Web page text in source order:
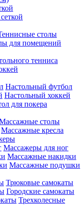
столы
для помещений
тенниса
Настольный футбол
Настольный хоккей
для покера
столы
Массажные кресла
Массажеры для ног
Массажные накидки
Массажные подушки
Трюковые самокаты
Городские самокаты
Трехколесные